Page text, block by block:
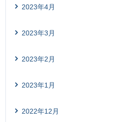
2023年4月
2023年3月
2023年2月
2023年1月
2022年12月